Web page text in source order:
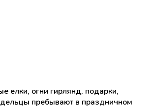
елки, огни гирлянд, подарки,
пребывают в праздничном